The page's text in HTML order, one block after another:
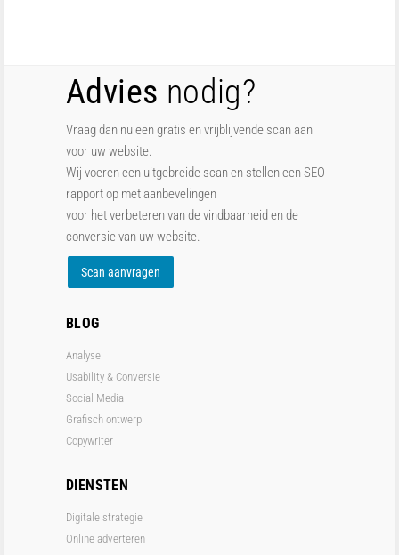
Advies nodig?
Vraag dan nu een gratis en vrijblijvende scan aan
voor uw website.
Wij voeren een uitgebreide scan en stellen een SEO-
rapport op met aanbevelingen
voor het verbeteren van de vindbaarheid en de
conversie van uw website.
Scan aanvragen
BLOG
Analyse
Usability & Conversie
Social Media
Grafisch ontwerp
Copywriter
DIENSTEN
Digitale strategie
Online adverteren